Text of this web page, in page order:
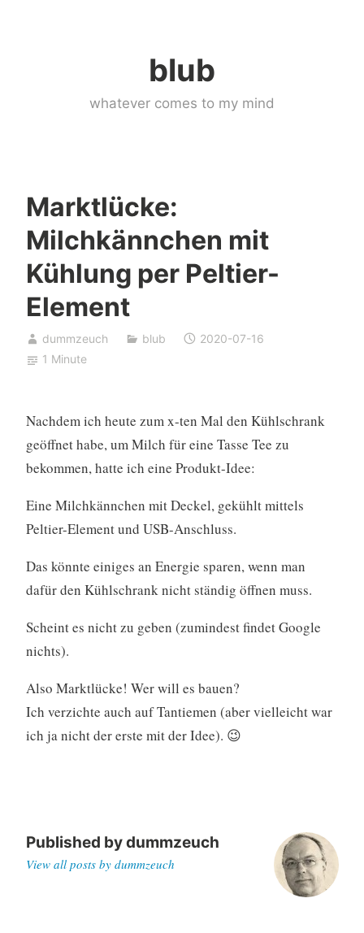
blub
whatever comes to my mind
Marktlücke:
Milchkännchen mit
Kühlung per Peltier-
Element
dummzeuch blub
2020-07-16
1 Minute
Nachdem ich heute zum x-ten Mal den Kühlschrank
geöffnet habe, um Milch für eine Tasse Tee zu
bekommen, hatte ich eine Produkt-Idee:
Eine Milchkännchen mit Deckel, gekühlt mittels
Peltier-Element und USB-Anschluss.
Das könnte einiges an Energie sparen, wenn man
dafür den Kühlschrank nicht ständig öffnen muss.
Scheint es nicht zu geben (zumindest findet Google
nichts).
Also Marktlücke! Wer will es bauen?
Ich verzichte auch auf Tantiemen (aber vielleicht war
ich ja nicht der erste mit der Idee). 😉
Published bydummzeuch
View all posts by dummzeuch